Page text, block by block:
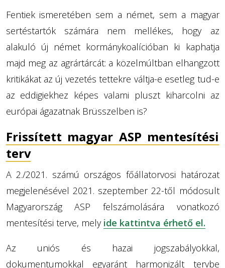
Fentiek ismeretében sem a német, sem a magyar
sertéstartók számára nem mellékes, hogy az
alakuló új német kormánykoalícióban ki kaphatja
majd meg az agrártárcát: a közelmúltban elhangzott
kritikákat az új vezetés tettekre váltja-e esetleg tud-e
az eddigiekhez képes valami pluszt kiharcolni az
európai ágazatnak Brüsszelben is?
Frissített magyar ASP mentesítési
terv
A 2./2021. számú országos főállatorvosi határozat
megjelenésével 2021. szeptember 22-től módosult
Magyarország ASP felszámolására vonatkozó
mentesítési terve, mely ide kattintva érhető el.
Az uniós és hazai jogszabályokkal,
dokumentumokkal egyaránt harmonizált tervbe